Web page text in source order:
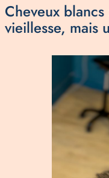
Cheveux
vieillesse, mais